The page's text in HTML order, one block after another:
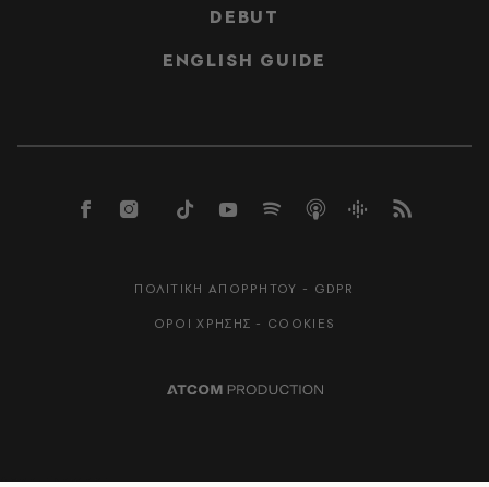
DEBUT
ENGLISH GUIDE
ΠΟΛΙΤΙΚΗ ΑΠΟΡΡΗΤΟΥ - GDPR
ΟΡΟΙ ΧΡΗΣΗΣ - COOKIES